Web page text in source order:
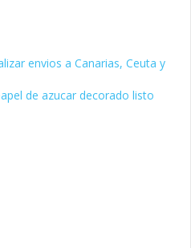
envios a Canarias, Ceuta y
de azucar decorado listo